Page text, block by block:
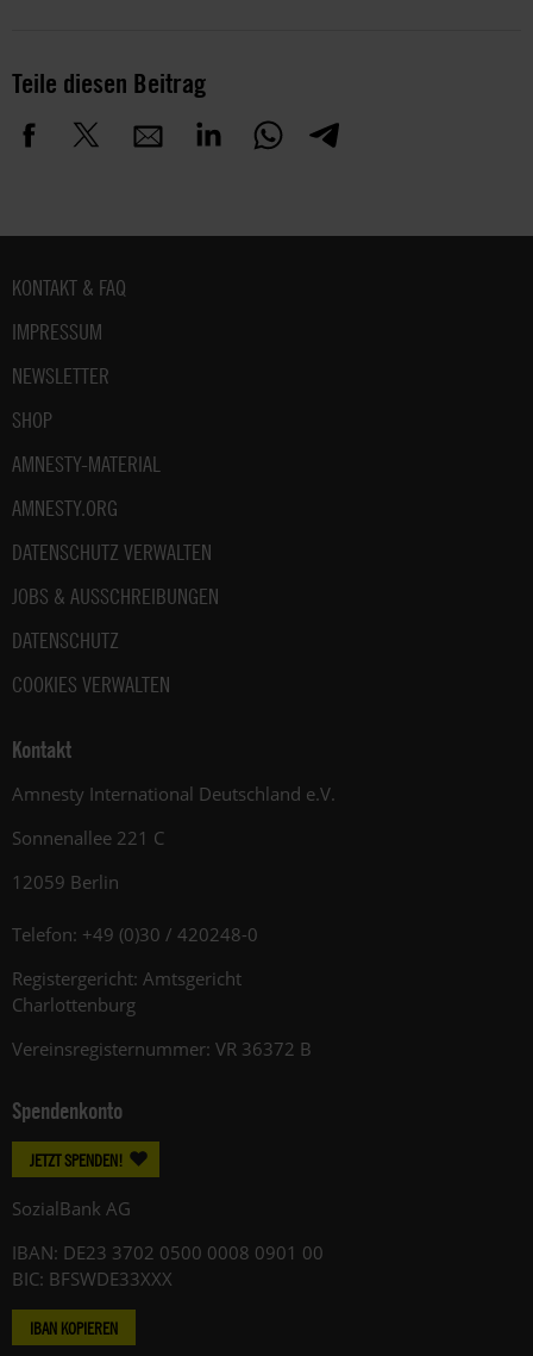
Teile diesen Beitrag
Fußbereich
KONTAKT & FAQ
IMPRESSUM
NEWSLETTER
SHOP
AMNESTY-MATERIAL
AMNESTY.ORG
DATENSCHUTZ VERWALTEN
JOBS & AUSSCHREIBUNGEN
DATENSCHUTZ
COOKIES VERWALTEN
Kontakt
Amnesty International Deutschland e.V.
Sonnenallee 221 C
12059 Berlin
Telefon: +49 (0)30 / 420248-0
Registergericht: Amtsgericht
Charlottenburg
Vereinsregisternummer: VR 36372 B
Spendenkonto
JETZT SPENDEN!
SozialBank AG
IBAN: DE23 3702 0500 0008 0901 00
BIC: BFSWDE33XXX
IBAN KOPIEREN